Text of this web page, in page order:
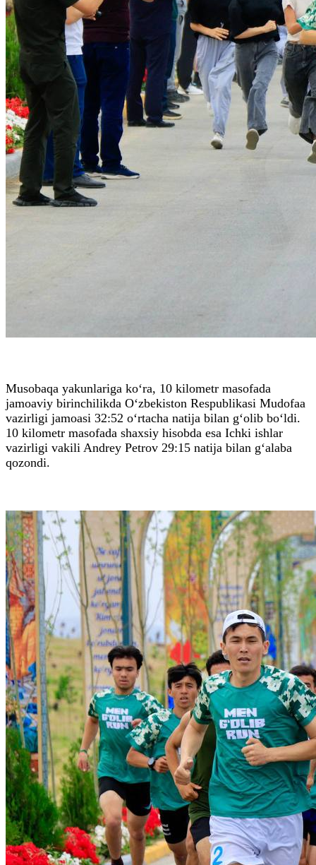
Musobaqa yakunlariga ko‘ra, 10 kilometr masofada
jamoaviy birinchilikda O‘zbekiston Respublikasi Mudofaa
vazirligi jamoasi 32:52 o‘rtacha natija bilan g‘olib bo‘ldi.
10 kilometr masofada shaxsiy hisobda esa Ichki ishlar
vazirligi vakili Andrey Petrov 29:15 natija bilan g‘alaba
qozondi.